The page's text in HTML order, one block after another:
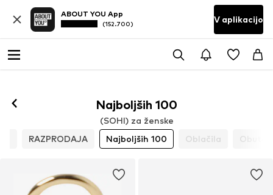
ABOUT YOU App
(152.700) V aplikacijo
Najboljših 100
(SOHI) za ženske
RAZPRODAJA Najboljših 100 Oblačila Obutev